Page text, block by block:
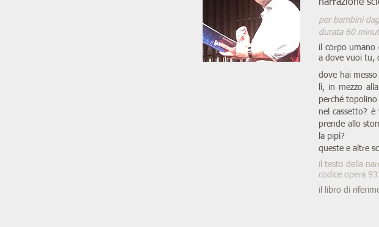
per bambini
durata 60
il corpo umano
a dove vuoi tu,
dove hai
lì, in mezzo
perché
nel cassetto?
prende allo
la pipì?
queste e altre
il testo della
codice opera
il libro di
narrazione